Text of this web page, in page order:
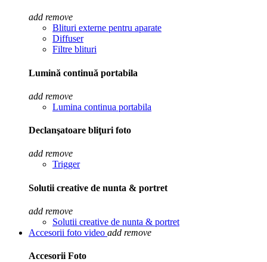
add remove
Blituri externe pentru aparate
Diffuser
Filtre blituri
Lumină continuă portabila
add remove
Lumina continua portabila
Declanşatoare bliţuri foto
add remove
Trigger
Solutii creative de nunta & portret
add remove
Solutii creative de nunta & portret
Accesorii foto video add remove
Accesorii Foto